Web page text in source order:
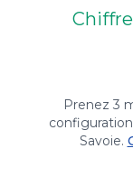
Prenez 3
Savoie.